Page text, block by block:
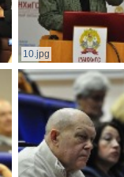
10.jpg